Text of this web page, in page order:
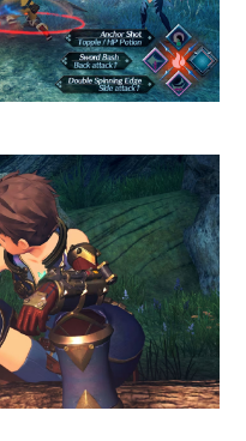
deHugo
nazi que, a
para el
, peroacá
y no la
por